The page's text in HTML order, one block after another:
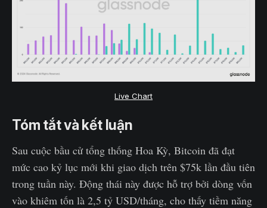
Live Chart
Tóm tắt và kết luận
Sau cuộc bầu cử tổng thống Hoa Kỳ, Bitcoin đã đạt
mức cao kỷ lục mới khi giao dịch trên $75k lần đầu tiên
trong tuần này. Động thái này được hỗ trợ bởi dòng vốn
vào khiêm tốn là 2,5 tỷ USD/tháng, cho thấy tiềm năng